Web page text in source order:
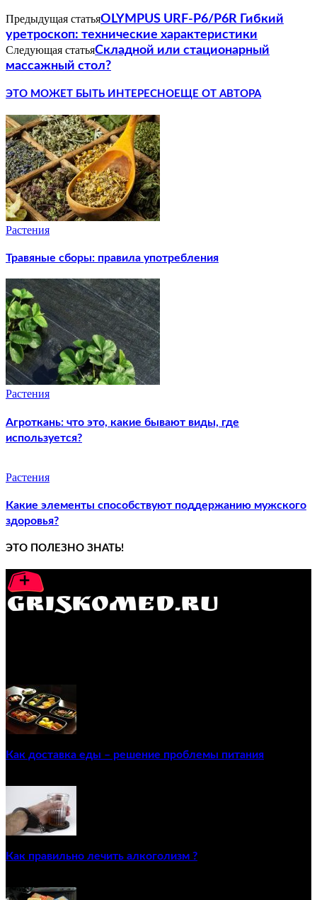
Предыдущая статьяOLYMPUS URF-P6/P6R Гибкий
уретроскоп: технические характеристики
Следующая статьяСкладной или стационарный
массажный стол?
ЭТО МОЖЕТ БЫТЬ ИНТЕРЕСНО ЕЩЕ ОТ АВТОРА
Растения
Травяные сборы: правила употребления
Растения
Агроткань: что это, какие бывают виды, где
используется?
Растения
Какие элементы способствуют поддержанию мужского
здоровья?
ЭТО ПОЛЕЗНО ЗНАТЬ!
Как доставка еды – решение проблемы питания
Как правильно лечить алкоголизм ?